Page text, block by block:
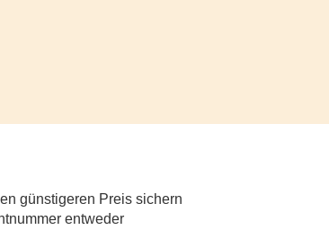
günstigeren Preis sichern
entweder